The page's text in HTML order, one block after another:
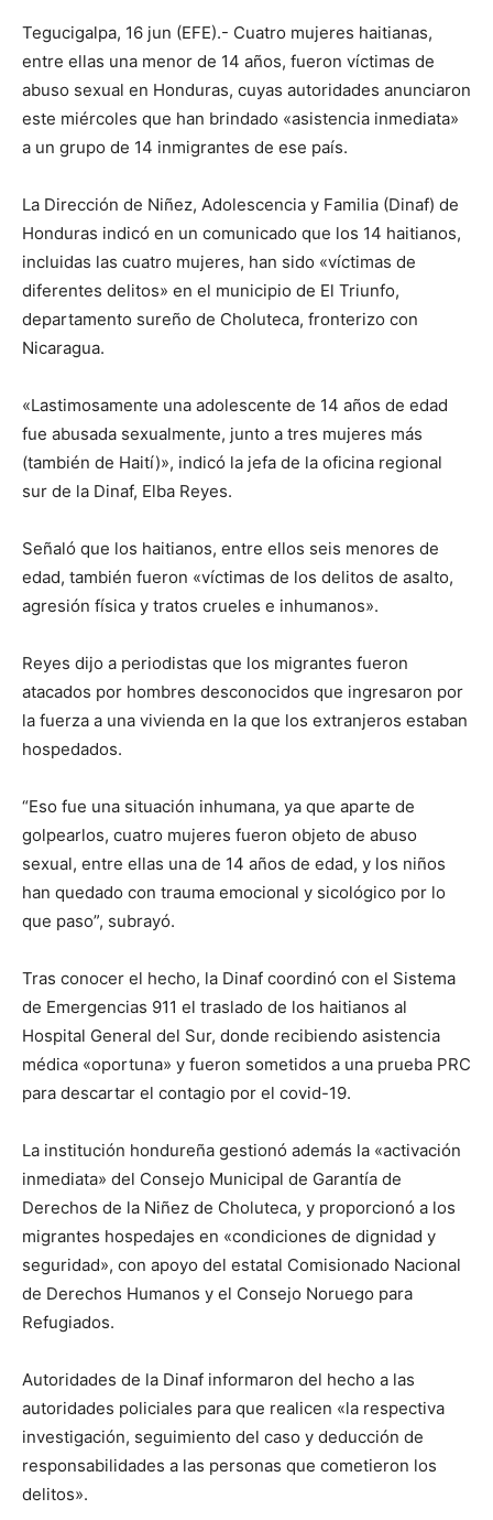
Tegucigalpa, 16 jun (EFE).- Cuatro mujeres haitianas,
entre ellas una menor de 14 años, fueron víctimas de
abuso sexual en Honduras, cuyas autoridades anunciaron
este miércoles que han brindado «asistencia inmediata»
a un grupo de 14 inmigrantes de ese país.
La Dirección de Niñez, Adolescencia y Familia (Dinaf) de
Honduras indicó en un comunicado que los 14 haitianos,
incluidas las cuatro mujeres, han sido «víctimas de
diferentes delitos» en el municipio de El Triunfo,
departamento sureño de Choluteca, fronterizo con
Nicaragua.
«Lastimosamente una adolescente de 14 años de edad
fue abusada sexualmente, junto a tres mujeres más
(también de Haití)», indicó la jefa de la oficina regional
sur de la Dinaf, Elba Reyes.
Señaló que los haitianos, entre ellos seis menores de
edad, también fueron «víctimas de los delitos de asalto,
agresión física y tratos crueles e inhumanos».
Reyes dijo a periodistas que los migrantes fueron
atacados por hombres desconocidos que ingresaron por
la fuerza a una vivienda en la que los extranjeros estaban
hospedados.
“Eso fue una situación inhumana, ya que aparte de
golpearlos, cuatro mujeres fueron objeto de abuso
sexual, entre ellas una de 14 años de edad, y los niños
han quedado con trauma emocional y sicológico por lo
que paso”, subrayó.
Tras conocer el hecho, la Dinaf coordinó con el Sistema
de Emergencias 911 el traslado de los haitianos al
Hospital General del Sur, donde recibiendo asistencia
médica «oportuna» y fueron sometidos a una prueba PRC
para descartar el contagio por el covid-19.
La institución hondureña gestionó además la «activación
inmediata» del Consejo Municipal de Garantía de
Derechos de la Niñez de Choluteca, y proporcionó a los
migrantes hospedajes en «condiciones de dignidad y
seguridad», con apoyo del estatal Comisionado Nacional
de Derechos Humanos y el Consejo Noruego para
Refugiados.
Autoridades de la Dinaf informaron del hecho a las
autoridades policiales para que realicen «la respectiva
investigación, seguimiento del caso y deducción de
responsabilidades a las personas que cometieron los
delitos».